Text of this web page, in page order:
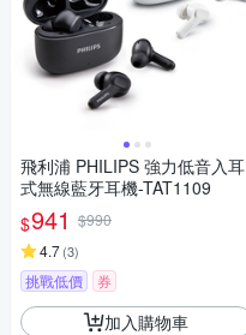
飛利浦 PHILIPS 強力低音入耳
式無線藍牙耳機-TAT1109
$941 $990
4.7(3)
挑戰低價 券
加入購物車